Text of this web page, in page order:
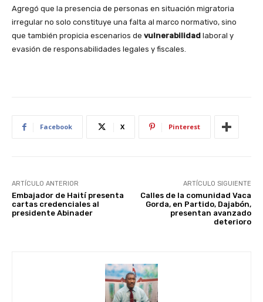
Agregó que la presencia de personas en situación migratoria
irregular no solo constituye una falta al marco normativo, sino
que también propicia escenarios de vulnerabilidad laboral y
evasión de responsabilidades legales y fiscales.
Facebook X Pinterest
ARTÍCULO ANTERIOR
Embajador de Haití presenta
cartas credenciales al
presidente Abinader
ARTÍCULO SIGUIENTE
Calles de la comunidad Vaca
Gorda, en Partido, Dajabón,
presentan avanzado
deterioro